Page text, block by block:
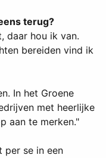
terug?
daar hou ik van.
bereiden vind ik
In het Groene
met heerlijke
aan te merken."
per se in een